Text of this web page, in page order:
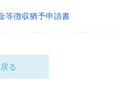
等徴収猶予申請書
戻る